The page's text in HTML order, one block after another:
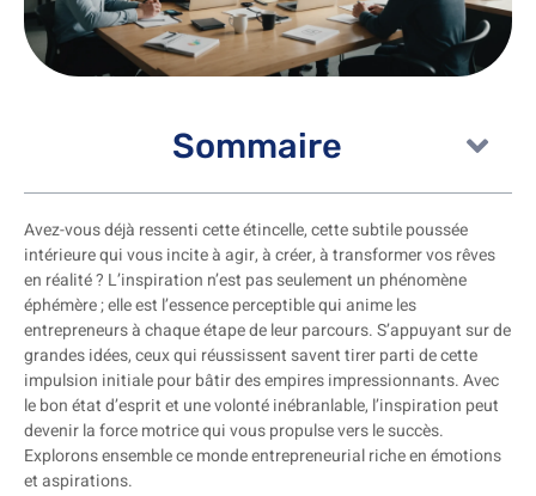
Sommaire
Avez-vous déjà ressenti cette étincelle, cette subtile poussée
intérieure qui vous incite à agir, à créer, à transformer vos rêves
en réalité ? L’inspiration n’est pas seulement un phénomène
éphémère ; elle est l’essence perceptible qui anime les
entrepreneurs à chaque étape de leur parcours. S’appuyant sur de
grandes idées, ceux qui réussissent savent tirer parti de cette
impulsion initiale pour bâtir des empires impressionnants. Avec
le bon état d’esprit et une volonté inébranlable, l’inspiration peut
devenir la force motrice qui vous propulse vers le succès.
Explorons ensemble ce monde entrepreneurial riche en émotions
et aspirations.